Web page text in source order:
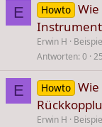
E Howto
Erwin H
Antworten 0
E Howto
Erwin H